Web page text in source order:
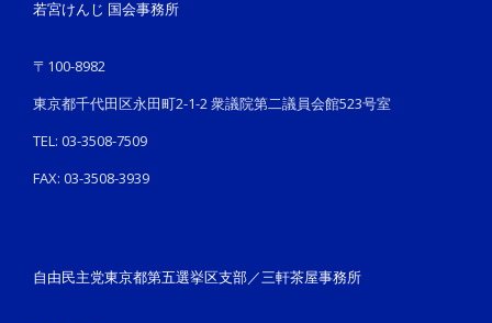
若宮けんじ 国会事務所
〒100-8982
東京都千代田区永田町2-1-2 衆議院第二議員会館523号室
TEL: 03-3508-7509
FAX: 03-3508-3939
自由民主党東京都第五選挙区支部／三軒茶屋事務所